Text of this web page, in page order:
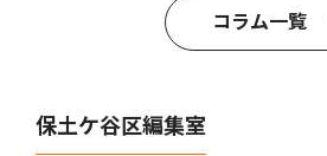
コラム一覧
保土ケ谷区編集室